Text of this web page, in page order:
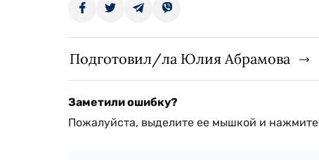
Подготовил/ла Юлия Абрамова
Заметили ошибку?
Пожалуйста, выделите ее мышкой и